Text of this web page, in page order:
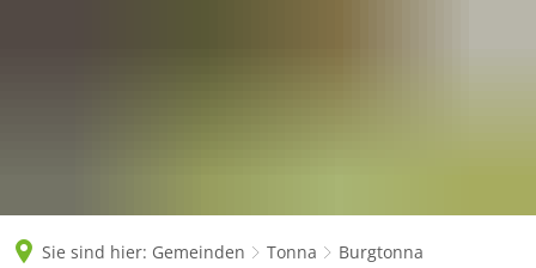
Sie sind hier: Gemeinden Tonna Burgtonna